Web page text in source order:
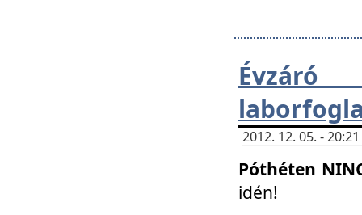
2012. 12. 05. -
Póthéten
idén!